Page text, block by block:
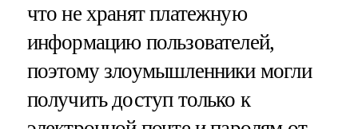
что не хранят платежную
информацию пользователей,
поэтому злоумышленники могли
получить доступ только к